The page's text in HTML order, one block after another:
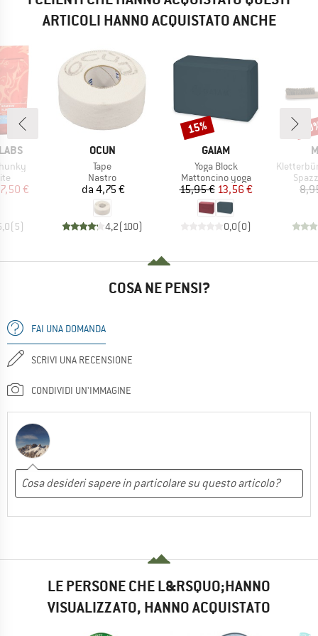
ARTICOLI HANNO ACQUISTATO ANCHE
prodotti
ridotto
7,50 €
(5)
MARCHIO
OCUN
Articolo
Tape
Gruppo di prodotti
Nastro
Prezzo
da 4,75 €
4,2(100)
MARCHIO
GAIAM
Articolo
Yoga Block
Gruppo di prodotti
Mattoncino yoga
Prezzo
15,95 €Prezzo ridotto
13,56 €
0,0(0)
Sconto
15%
Articolo
COSA NE PENSI?
FAI UNA DOMANDA
SCRIVI UNA RECENSIONE
CONDIVIDI UN'IMMAGINE
LE PERSONE CHE L&RSQUO;HANNO
VISUALIZZATO, HANNO ACQUISTATO